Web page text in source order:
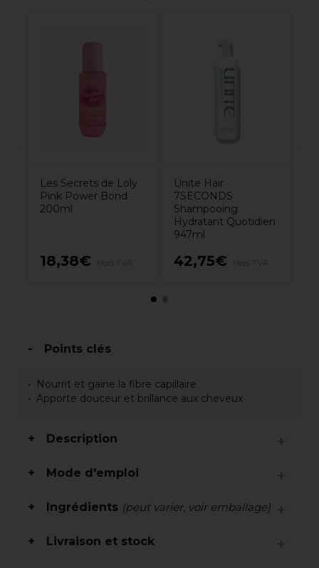
Les Secrets de Loly
Pink Power Bond
200ml
18,38€
Unite Hair
7SECONDS
Shampooing
Hydratant Quotidien
947ml
42,75€
Points clés
Nourrit et gaine la fibre capillaire
Apporte douceur et brillance aux cheveux
Description
Mode d'emploi
Ingrédients (peut varier, voir emballage)
Livraison et stock